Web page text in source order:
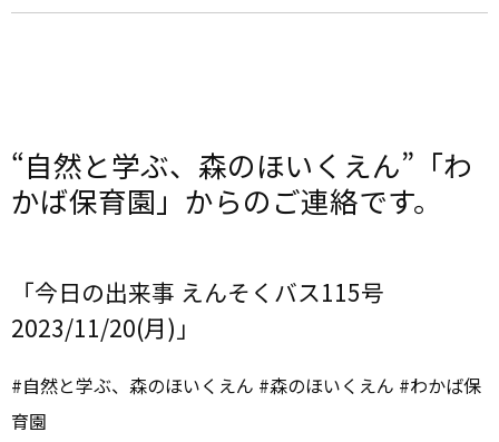
“自然と学ぶ、森のほいくえん”「わ
かば保育園」からのご連絡です。
「今日の出来事 えんそくバス115号
2023/11/20(月)」
#自然と学ぶ、森のほいくえん #森のほいくえん #わかば保
育園